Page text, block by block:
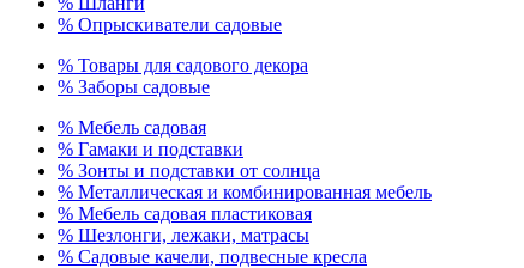
% Опрыскиватели садовые
% Товары для садового декора
% Заборы садовые
% Мебель садовая
% Гамаки и подставки
% Зонты и подставки от солнца
% Металлическая и комбинированная мебель
% Мебель садовая пластиковая
% Шезлонги, лежаки, матрасы
% Садовые качели, подвесные кресла